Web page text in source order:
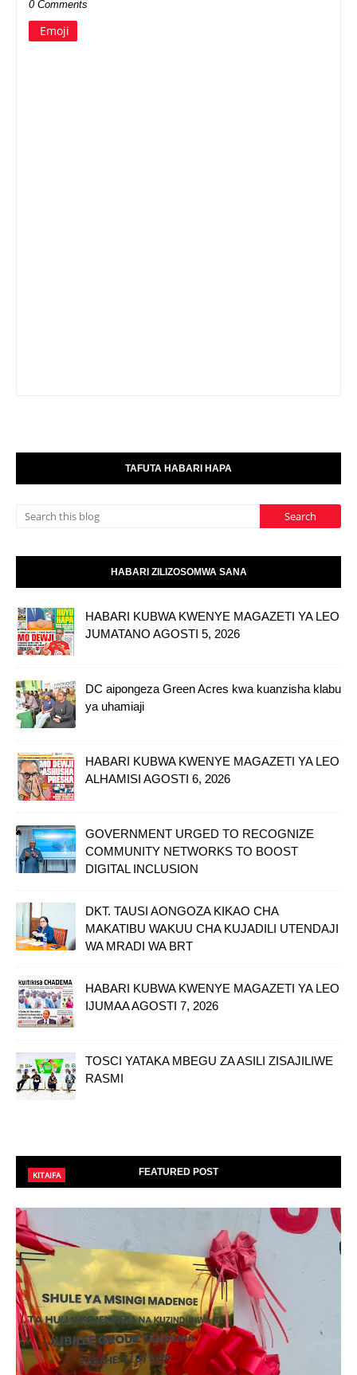
0 Comments
Emoji
TAFUTA HABARI HAPA
HABARI ZILIZOSOMWA SANA
HABARI KUBWA KWENYE MAGAZETI YA LEO
JUMATANO AGOSTI 5, 2026
DC aipongeza Green Acres kwa kuanzisha klabu
ya uhamiaji
HABARI KUBWA KWENYE MAGAZETI YA LEO
ALHAMISI AGOSTI 6, 2026
GOVERNMENT URGED TO RECOGNIZE
COMMUNITY NETWORKS TO BOOST
DIGITAL INCLUSION
DKT. TAUSI AONGOZA KIKAO CHA
MAKATIBU WAKUU CHA KUJADILI UTENDAJI
WA MRADI WA BRT
HABARI KUBWA KWENYE MAGAZETI YA LEO
IJUMAA AGOSTI 7, 2026
TOSCI YATAKA MBEGU ZA ASILI ZISAJILIWE
RASMI
FEATURED POST
KITAIFA